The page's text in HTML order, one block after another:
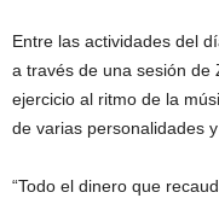
Entre las actividades del
a través de una sesión de
ejercicio al ritmo de la
de varias personalidades
“Todo el dinero que